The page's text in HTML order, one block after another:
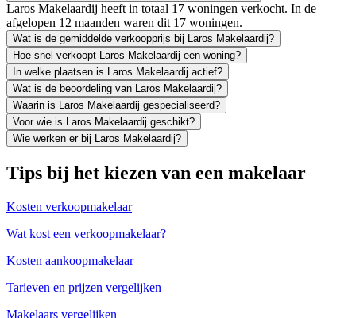
Laros Makelaardij heeft in totaal 17 woningen verkocht. In de
afgelopen 12 maanden waren dit 17 woningen.
Wat is de gemiddelde verkoopprijs bij Laros Makelaardij?
Hoe snel verkoopt Laros Makelaardij een woning?
In welke plaatsen is Laros Makelaardij actief?
Wat is de beoordeling van Laros Makelaardij?
Waarin is Laros Makelaardij gespecialiseerd?
Voor wie is Laros Makelaardij geschikt?
Wie werken er bij Laros Makelaardij?
Tips bij het kiezen van een makelaar
Kosten verkoopmakelaar
Wat kost een verkoopmakelaar?
Kosten aankoopmakelaar
Tarieven en prijzen vergelijken
Makelaars vergelijken